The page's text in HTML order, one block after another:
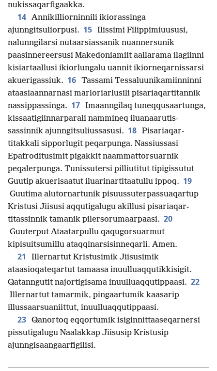
nukissaqarfigaakka.
14 Annikil­liorninnili ikiorassinga
ajunngitsuliorpusi. 15 Ilissimi Filippimiuususi,
nalunngilarsi nutaarsiassanik nuannersunik
paasinnereersusi Makedoniamiit aallarama ilagiinni
kisiartaallusi ikiorlungalu uannit ikiorneqar­nissarsi
akuerigassiuk. 16 Tassami Tessaluunikamiinninni
ataasiaan­narnasi marloriarlusili pisariaqar­titannik
nassippassinga. 17 Imaanngilaq tuneqqusaartunga,
kissaatigiin­narparali nammineq iluanaarutis­
sassinnik ajunngitsuliussasusi. 18 Pisariaqar­
titakkali sipporlugit peqarpunga. Nassiussasi
Epafroditusimit pigakkit naammat­torsuarnik
peqalerpunga. Tunissutersi pilliutitut tipigissutut
Guutip akuerisaatut iluarinar­titaatullu ippoq. 19
Guutima alutornartunik pisuussuterpas­suaqartup
Kristusi Jiisusi aqqutigalugu akillusi pisariaqar­
titassinnik tamanik pilersorumaarpaasi. 20
Guuterput Ataatarpullu qaqugorsuarmut
kipisuitsumillu ataqqinarsisin­neqarli. Amen.
21
Illernartut Kristusimik Jiisusimik
ataasioqateqartut tamaasa inuulluaq­qutikkisigit.
Qatanngutit najortigisama inuulluaq­qutippaasi. 22
Illernartut tamarmik, pingaartumik kaasarip
illussaarsuaniittut, inuulluaq­qutippaasi.
23 Qanortoq eqqortumik isiginnit­taaseqarnersi
pissutigalugu Naalakkap Jiisusip Kristusip
ajunngisaangaarfigilisi.